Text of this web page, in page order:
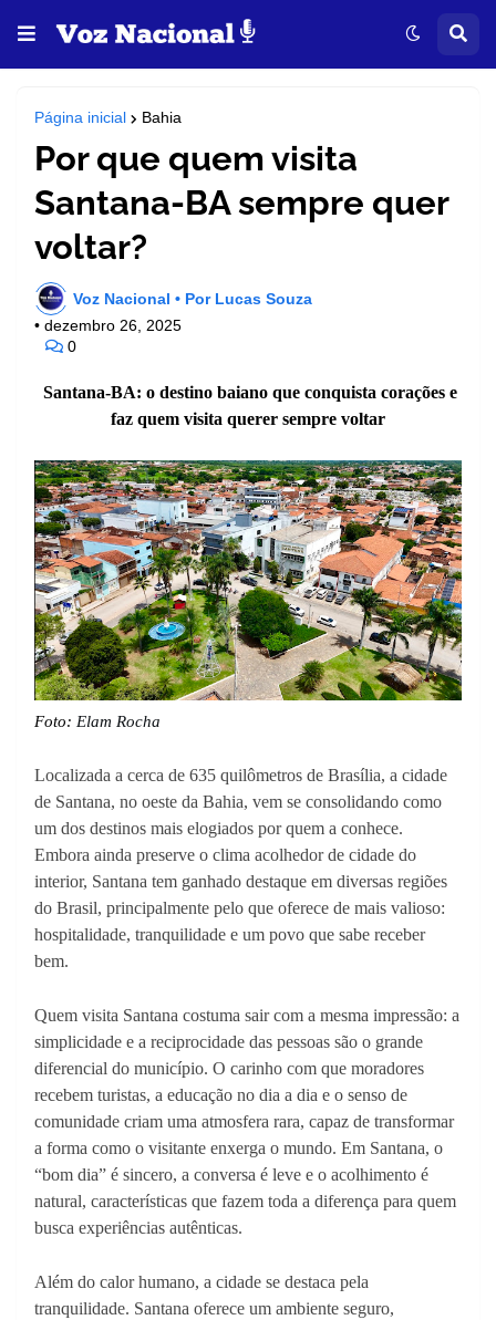
Página inicial Bahia
Por que quem visita
Santana-BA sempre quer
voltar?
Voz Nacional • Por Lucas Souza
• dezembro 26, 2025
0
Santana-BA: o destino baiano que conquista corações e
faz quem visita querer sempre voltar
Foto: Elam Rocha
Localizada a cerca de 635 quilômetros de Brasília, a cidade
de Santana, no oeste da Bahia, vem se consolidando como
um dos destinos mais elogiados por quem a conhece.
Embora ainda preserve o clima acolhedor de cidade do
interior, Santana tem ganhado destaque em diversas regiões
do Brasil, principalmente pelo que oferece de mais valioso:
hospitalidade, tranquilidade e um povo que sabe receber
bem.
Quem visita Santana costuma sair com a mesma impressão: a
simplicidade e a reciprocidade das pessoas são o grande
diferencial do município. O carinho com que moradores
recebem turistas, a educação no dia a dia e o senso de
comunidade criam uma atmosfera rara, capaz de transformar
a forma como o visitante enxerga o mundo. Em Santana, o
“bom dia” é sincero, a conversa é leve e o acolhimento é
natural, características que fazem toda a diferença para quem
busca experiências autênticas.
Além do calor humano, a cidade se destaca pela
tranquilidade. Santana oferece um ambiente seguro,